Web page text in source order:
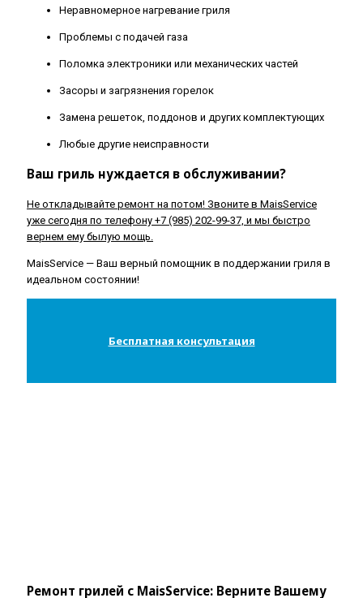
Неравномерное нагревание гриля
Проблемы с подачей газа
Поломка электроники или механических частей
Засоры и загрязнения горелок
Замена решеток, поддонов и других комплектующих
Любые другие неисправности
Ваш гриль нуждается в обслуживании?
Не откладывайте ремонт на потом! Звоните в MaisService
уже сегодня по телефону +7 (985) 202-99-37, и мы быстро
вернем ему былую мощь.
MaisService — Ваш верный помощник в поддержании гриля в
идеальном состоянии!
Бесплатная консультация
Ремонт грилей с MaisService: Верните Вашему